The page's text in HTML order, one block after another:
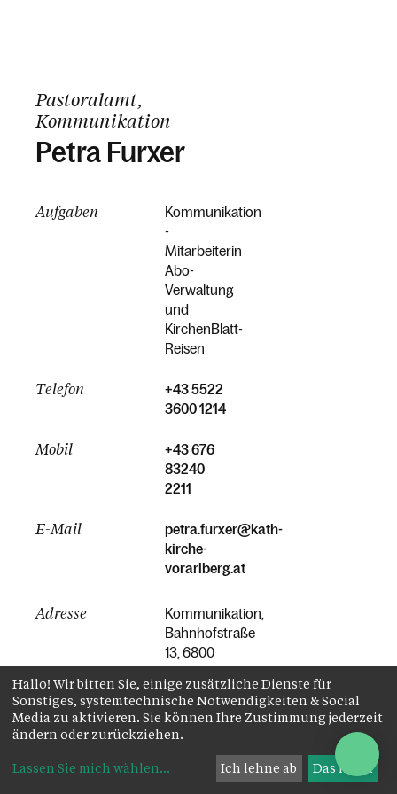
Pastoralamt,
Kommunikation
Petra Furxer
Aufgaben
Kommunikation
-
Mitarbeiterin
Abo-
Verwaltung
und
KirchenBlatt-
Reisen
Telefon
+43 5522
3600 1214
Mobil
+43 676
83240
2211
E-Mail
petra.furxer@kath-
kirche-
vorarlberg.at
Adresse
Kommunikation,
Bahnhofstraße
13, 6800
Feldkirch
Hallo! Wir bitten Sie, einige zusätzliche Dienste für
Sonstiges, systemtechnische Notwendigkeiten & Social
Media zu aktivieren. Sie können Ihre Zustimmung jederzeit
ändern oder zurückziehen.
Lassen Sie mich wählen... Ich lehne ab Das ist ok